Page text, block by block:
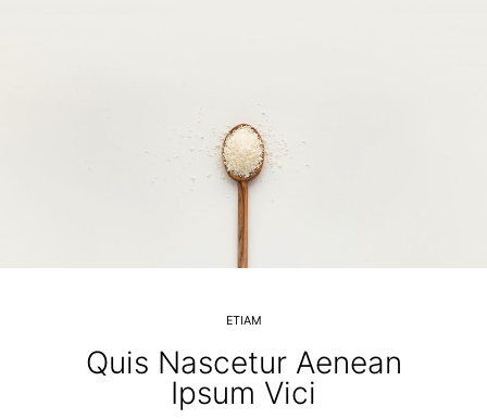
ETIAM
Quis Nascetur Aenean
Ipsum Vici